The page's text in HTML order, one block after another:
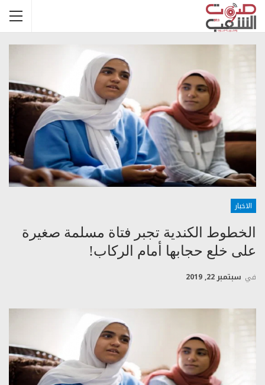
الاخبار
الخطوط الكندية تجبر فتاة مسلمة صغيرة
على خلع حجابها أمام الركاب!
في سبتمبر 22, 2019